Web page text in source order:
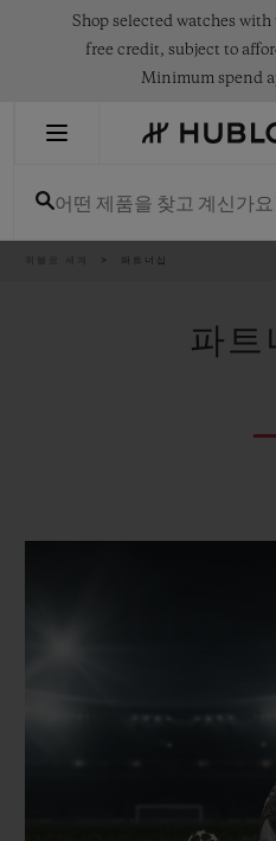
Shop selected watches
free credit, subject to
Minimum spend
어떤 제품을 찾고 계신가
파트너십
파트
최근 검색이 없습니다
빅뱅